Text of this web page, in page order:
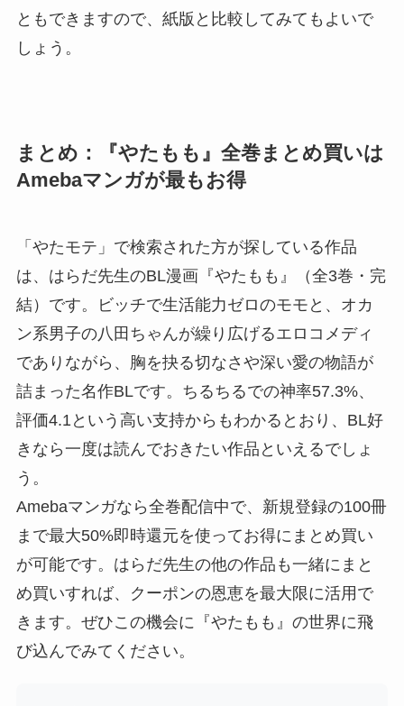
ともできますので、紙版と比較してみてもよいで
しょう。
まとめ：『やたもも』全巻まとめ買いは
Amebaマンガが最もお得
「やたモテ」で検索された方が探している作品
は、はらだ先生のBL漫画『やたもも』（全3巻・完
結）です。ビッチで生活能力ゼロのモモと、オカ
ン系男子の八田ちゃんが繰り広げるエロコメディ
でありながら、胸を抉る切なさや深い愛の物語が
詰まった名作BLです。ちるちるでの神率57.3%、
評価4.1という高い支持からもわかるとおり、BL好
きなら一度は読んでおきたい作品といえるでしょ
う。
Amebaマンガなら全巻配信中で、新規登録の100冊
まで最大50%即時還元を使ってお得にまとめ買い
が可能です。はらだ先生の他の作品も一緒にまと
め買いすれば、クーポンの恩恵を最大限に活用で
きます。ぜひこの機会に『やたもも』の世界に飛
び込んでみてください。